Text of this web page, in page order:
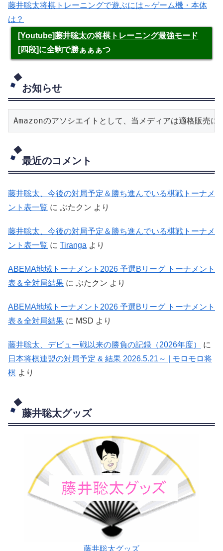
藤井聡太将棋トレーニングで遊ぶには～ゲーム機・本体
は？
[Youtube]藤井聡太の将棋トレーニング最強モード
[四段]に全駒で勝ぁぁぁつ
お知らせ
Amazonのアソシエイトとして、当メディアは適格販売に
最近のコメント
藤井聡太、今後の対局予定＆勝ち進んでいる棋戦トーナメ
ント表一覧 に ぶたクン より
藤井聡太、今後の対局予定＆勝ち進んでいる棋戦トーナメ
ント表一覧 に Tiranga より
ABEMA地域トーナメント2026 予選Bリーグ トーナメント
表＆全対局結果 に ぶたクン より
ABEMA地域トーナメント2026 予選Bリーグ トーナメント
表＆全対局結果 に MSD より
藤井聡太、デビュー戦以来の勝負の記録（2026年度）
に
日本将棋連盟の対局予定 & 結果 2026.5.21～ | モロモロ将
棋 より
藤井聡太グッズ
藤井聡太グッズ